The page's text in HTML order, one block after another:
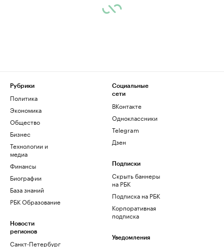
Рубрики
Политика
Экономика
Общество
Бизнес
Технологии и
медиа
Финансы
Биографии
База знаний
РБК Образование
Новости
регионов
Санкт-Петербург
Социальные
сети
ВКонтакте
Одноклассники
Telegram
Дзен
Подписки
Скрыть баннеры
на РБК
Подписка на РБК
Корпоративная
подписка
Уведомления